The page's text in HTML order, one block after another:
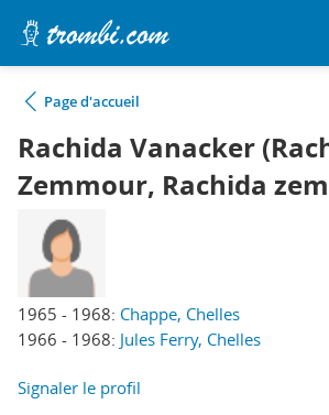
Page d'accueil
Rachida Vanacker
Zemmour, Rachida
1965 - 1968: Chappe, Chelles
1966 - 1968: Jules Ferry, Chelles
Signaler le profil